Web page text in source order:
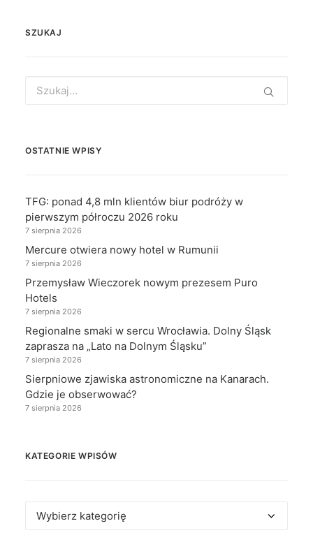
SZUKAJ
for:
OSTATNIE WPISY
TFG: ponad 4,8 mln klientów biur podróży w
pierwszym półroczu 2026 roku
7 sierpnia 2026
Mercure otwiera nowy hotel w Rumunii
7 sierpnia 2026
Przemysław Wieczorek nowym prezesem Puro
Hotels
7 sierpnia 2026
Regionalne smaki w sercu Wrocławia. Dolny Śląsk
zaprasza na „Lato na Dolnym Śląsku”
7 sierpnia 2026
Sierpniowe zjawiska astronomiczne na Kanarach.
Gdzie je obserwować?
7 sierpnia 2026
KATEGORIE WPISÓW
Kategorie